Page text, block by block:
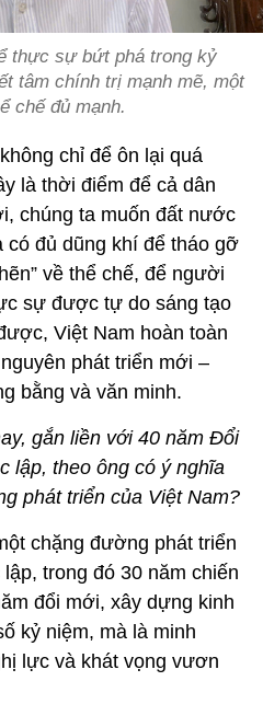
thực sự bứt phá trong kỷ
tâm chính trị mạnh mẽ, một
chế đủ mạnh.
chỉ để ôn lại quá
là thời điểm để cả dân
chúng ta muốn đất nước
có đủ dũng khí để tháo gỡ
về thể chế, để người
sự được tự do sáng tạo
Việt Nam hoàn toàn
phát triển mới –
bằng và văn minh.
gắn liền với 40 năm Đổi
lập, theo ông có ý nghĩa
phát triển của Việt Nam?
chặng đường phát triển
trong đó 30 năm chiến
đổi mới, xây dựng kinh
kỷ niệm, mà là minh
lực và khát vọng vươn